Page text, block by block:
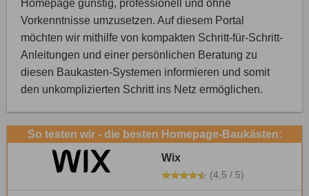
Homepage günstig, professionell und ohne
Vorkenntnisse umzusetzen. Auf diesem Portal
möchten wir mithilfe von kompakten Schritt-für-Schritt-
Anleitungen und einer persönlichen Beratung zu
diesen Baukasten-Systemen informieren und somit
den unkomplizierten Schritt ins Netz ermöglichen.
So testen wir - die besten Homepage-Baukästen:
Wix
(4,5 / 5)